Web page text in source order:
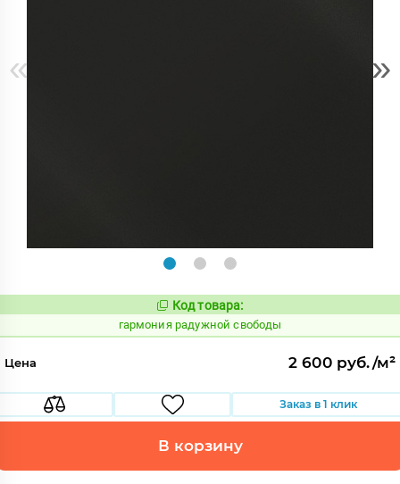
« »
Код:
275210
Код товара:
гармония радужной свободы
Цена 2 600 руб./м²
Заказ в 1 клик
В корзину